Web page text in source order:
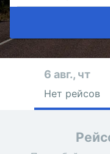
6 авг., чт
Нет рейсов